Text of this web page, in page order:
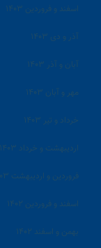
اسفند و فروردین ۱۴۰۳
آذر و دی ۱۴۰۳
آبان و آذر ۱۴۰۳
مهر و آبان ۱۴۰۳
خرداد و تیر ۱۴۰۳
اردیبهشت و خرداد ۱۴۰۳
فروردین و اردیبهشت ۱۴۰۳
اسفند و فروردین ۱۴۰۲
بهمن و اسفند ۱۴۰۲